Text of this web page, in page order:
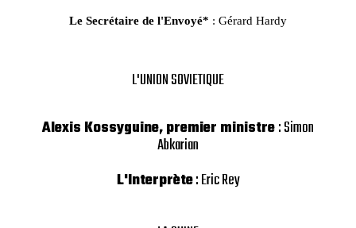
Le Secrétaire de l'Envoyé* : Gérard Hardy
L'UNION SOVIETIQUE
Alexis Kossyguine, premier ministre: Simon
Abkarian
L'Interprète: Eric Rey